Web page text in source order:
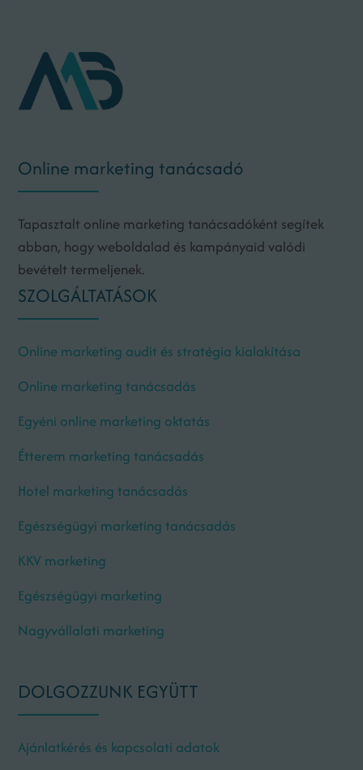
Online marketing tanácsadó
Tapasztalt online marketing tanácsadóként segítek
abban, hogy weboldalad és kampányaid valódi
bevételt termeljenek.
SZOLGÁLTATÁSOK
Online marketing audit és stratégia kialakítása
Online marketing tanácsadás
Egyéni online marketing oktatás
Étterem marketing tanácsadás
Hotel marketing tanácsadás
Egészségügyi marketing tanácsadás
KKV marketing
Egészségügyi marketing
Nagyvállalati marketing
DOLGOZZUNK EGYÜTT
Ajánlatkérés és kapcsolati adatok